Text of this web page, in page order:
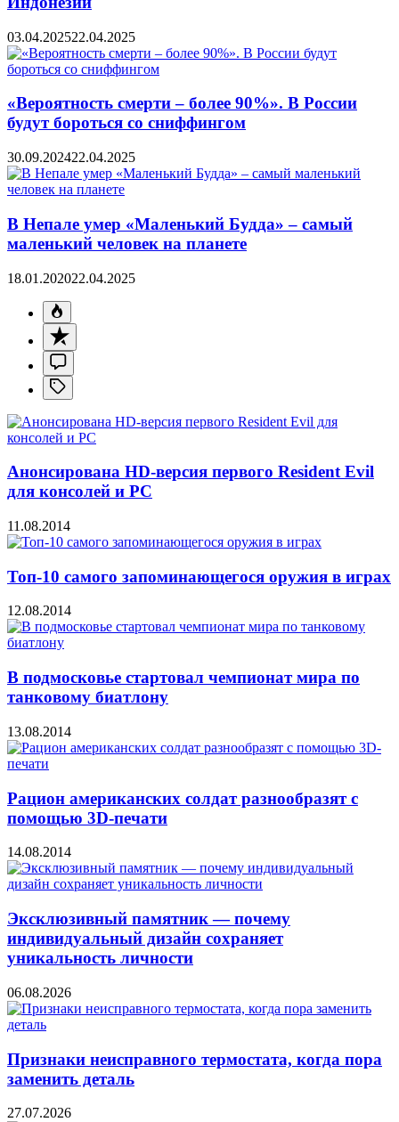
03.04.202522.04.2025
«Вероятность смерти – более 90%». В России
будут бороться со сниффингом
30.09.202422.04.2025
В Непале умер «Маленький Будда» – самый
маленький человек на планете
18.01.202022.04.2025
Анонсирована HD-версия первого Resident Evil
для консолей и PC
11.08.2014
Топ-10 самого запоминающегося оружия в играх
12.08.2014
В подмосковье стартовал чемпионат мира по
танковому биатлону
13.08.2014
Рацион американских солдат разнообразят с
помощью 3D-печати
14.08.2014
Эксклюзивный памятник — почему
индивидуальный дизайн сохраняет
уникальность личности
06.08.2026
Признаки неисправного термостата, когда пора
заменить деталь
27.07.2026